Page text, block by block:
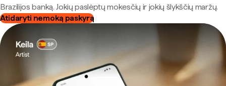
Brazilijos banką. Jokių paslėptų mokesčių ir jokių šlykščių maržų.
Atidaryti nemoką paskyrą